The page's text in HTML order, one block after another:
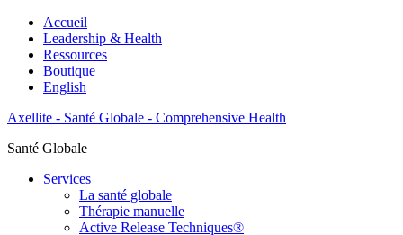
Accueil
Leadership & Health
Ressources
Boutique
English
Axellite - Santé Globale - Comprehensive Health
Santé Globale
Services
La santé globale
Thérapie manuelle
Active Release Techniques®